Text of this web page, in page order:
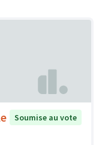
Soumise au vote